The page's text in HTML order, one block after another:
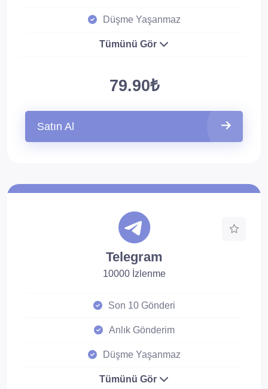
Düşme Yaşanmaz
Tümünü Gör
79.90₺
Satın Al
Telegram
10000 İzlenme
Son 10 Gönderi
Anlık Gönderim
Düşme Yaşanmaz
Tümünü Gör